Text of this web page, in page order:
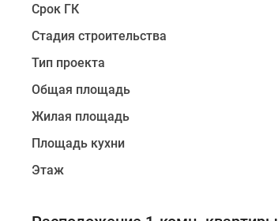
Срок ГК
Стадия строительства
Тип проекта
Общая площадь
Жилая площадь
Площадь кухни
Этаж